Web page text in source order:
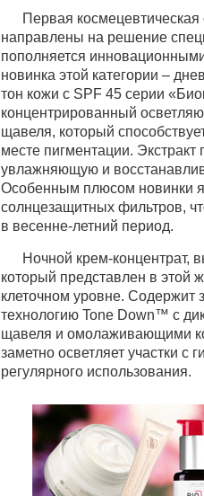
Первая
направлены на решение
пополняется
новинка этой категории –
тон кожи с SPF 45 серии
концентрированный
щавеля, который
месте пигментации. Экстракт
увлажняющую и
Особенным плюсом новинки
солнцезащитных фильтров,
в весенне-летний период.
Ночной крем-концентрат,
который представлен в этой
клеточном уровне.
технологию Tone Down™ с
щавеля и омолаживающими
заметно осветляет участки с
регулярного использования.